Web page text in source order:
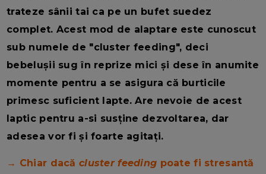
trateze sânii tai ca pe un bufet suedez
complet. Acest mod de alaptare este cunoscut
sub numele de "cluster feeding", deci
bebelușii sug în reprize mici și dese în anumite
momente pentru a se asigura că burticile
primesc suficient lapte. Are nevoie de acest
laptic pentru a-si susține dezvoltarea, dar
adesea vor fi și foarte agitați.
→ Chiar dacă cluster feeding poate fi stresantă